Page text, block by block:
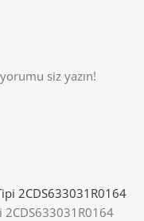
siz yazın!
2CDS633031R0164